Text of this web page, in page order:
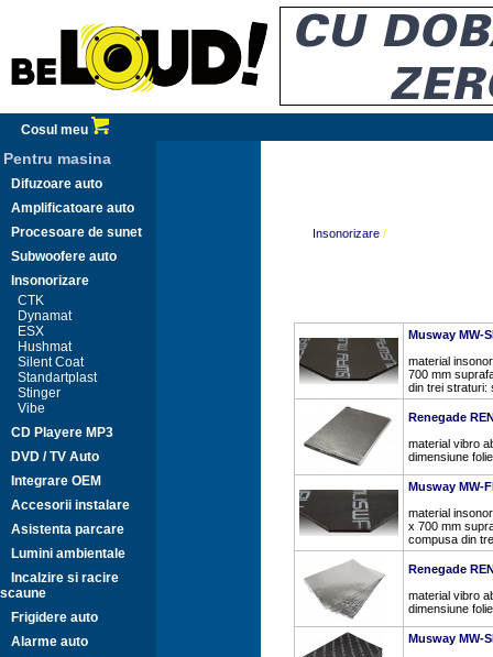
Cosul meu
Pentru masina
Difuzoare auto
Amplificatoare auto
Procesoare de sunet
Subwoofere auto
Insonorizare
CTK
Dynamat
ESX
Hushmat
Silent Coat
Standartplast
Stinger
Vibe
CD Playere MP3
DVD / TV Auto
Integrare OEM
Accesorii instalare
Asistenta parcare
Lumini ambientale
Incalzire si racire
scaune
Frigidere auto
Alarme auto
Insonorizare/
Musway MW-
material
700 mm
din trei straturi:
Renegade
material vibro
dimensiune
Musway MW-
material
x 700 mm
compusa din
Renegade
material vibro
dimensiune
Musway MW-